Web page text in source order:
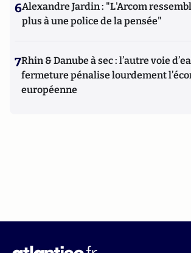
6Alexandre Jardin : "L'Arcom
plus à une police de la pensée"
7Rhin & Danube à sec : l’autre voie
fermeture pénalise lourdement
européenne